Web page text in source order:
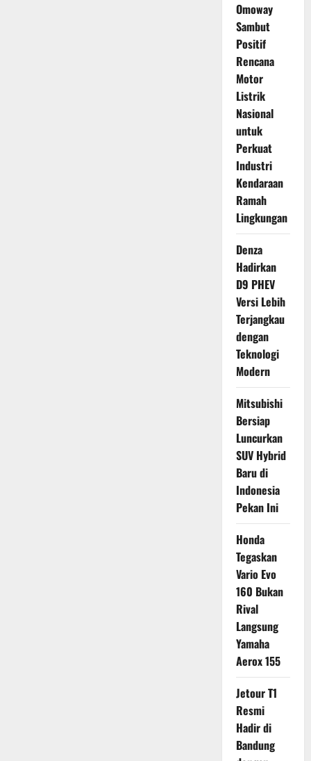
Omoway
Sambut
Positif
Rencana
Motor
Listrik
Nasional
untuk
Perkuat
Industri
Kendaraan
Ramah
Lingkungan
Denza
Hadirkan
D9 PHEV
Versi Lebih
Terjangkau
dengan
Teknologi
Modern
Mitsubishi
Bersiap
Luncurkan
SUV Hybrid
Baru di
Indonesia
Pekan Ini
Honda
Tegaskan
Vario Evo
160 Bukan
Rival
Langsung
Yamaha
Aerox 155
Jetour T1
Resmi
Hadir di
Bandung